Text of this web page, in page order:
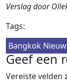
Verslag door
Tags:
Bangkok
Geef een
Vereiste velden